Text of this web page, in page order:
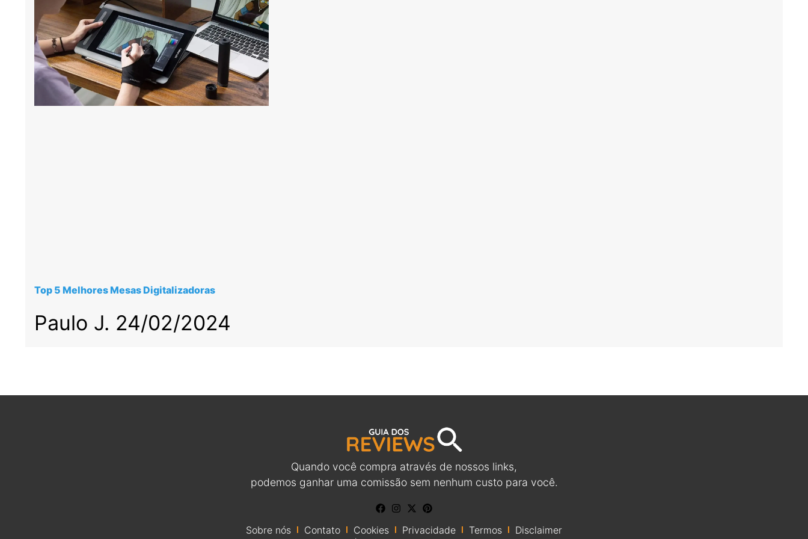
Top 5 Melhores Mesas Digitalizadoras
Paulo J. 24/02/2024
Quando você compra através de nossos links,
podemos ganhar uma comissão sem nenhum custo para você.
Sobre nós Contato Cookies Privacidade Termos Disclaimer